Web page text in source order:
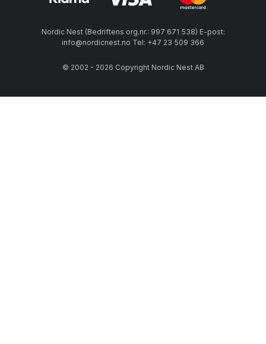
Nordic Nest (Bedriftens org.nr.: 997 671 538) E-post:
info@nordicnest.no Tel: +47 23 509 366
© 2002 - 2026 Copyright Nordic Nest AB